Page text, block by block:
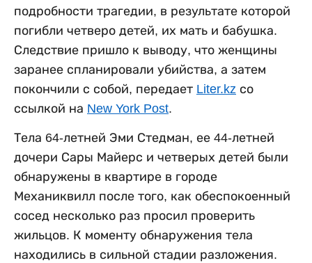
подробности трагедии, в результате которой
погибли четверо детей, их мать и бабушка.
Следствие пришло к выводу, что женщины
заранее спланировали убийства, а затем
покончили с собой, передает Liter.kz со
ссылкой на New York Post.
Тела 64-летней Эми Стедман, ее 44-летней
дочери Сары Майерс и четверых детей были
обнаружены в квартире в городе
Механиквилл после того, как обеспокоенный
сосед несколько раз просил проверить
жильцов. К моменту обнаружения тела
находились в сильной стадии разложения.